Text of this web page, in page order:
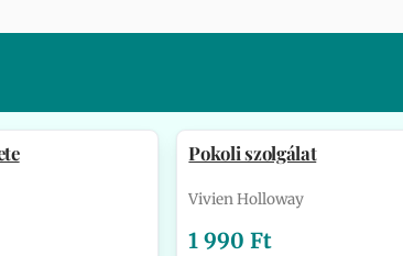
Pokoli szolgálat
Vivien Holloway
1 990 Ft